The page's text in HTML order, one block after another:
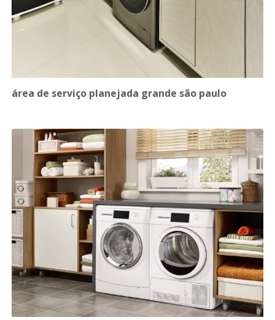
área de serviço planejada grande são paulo